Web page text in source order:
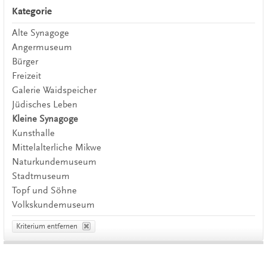
Kategorie
Alte Synagoge
Angermuseum
Bürger
Freizeit
Galerie Waidspeicher
Jüdisches Leben
Kleine Synagoge
Kunsthalle
Mittelalterliche Mikwe
Naturkundemuseum
Stadtmuseum
Topf und Söhne
Volkskundemuseum
Kriterium entfernen